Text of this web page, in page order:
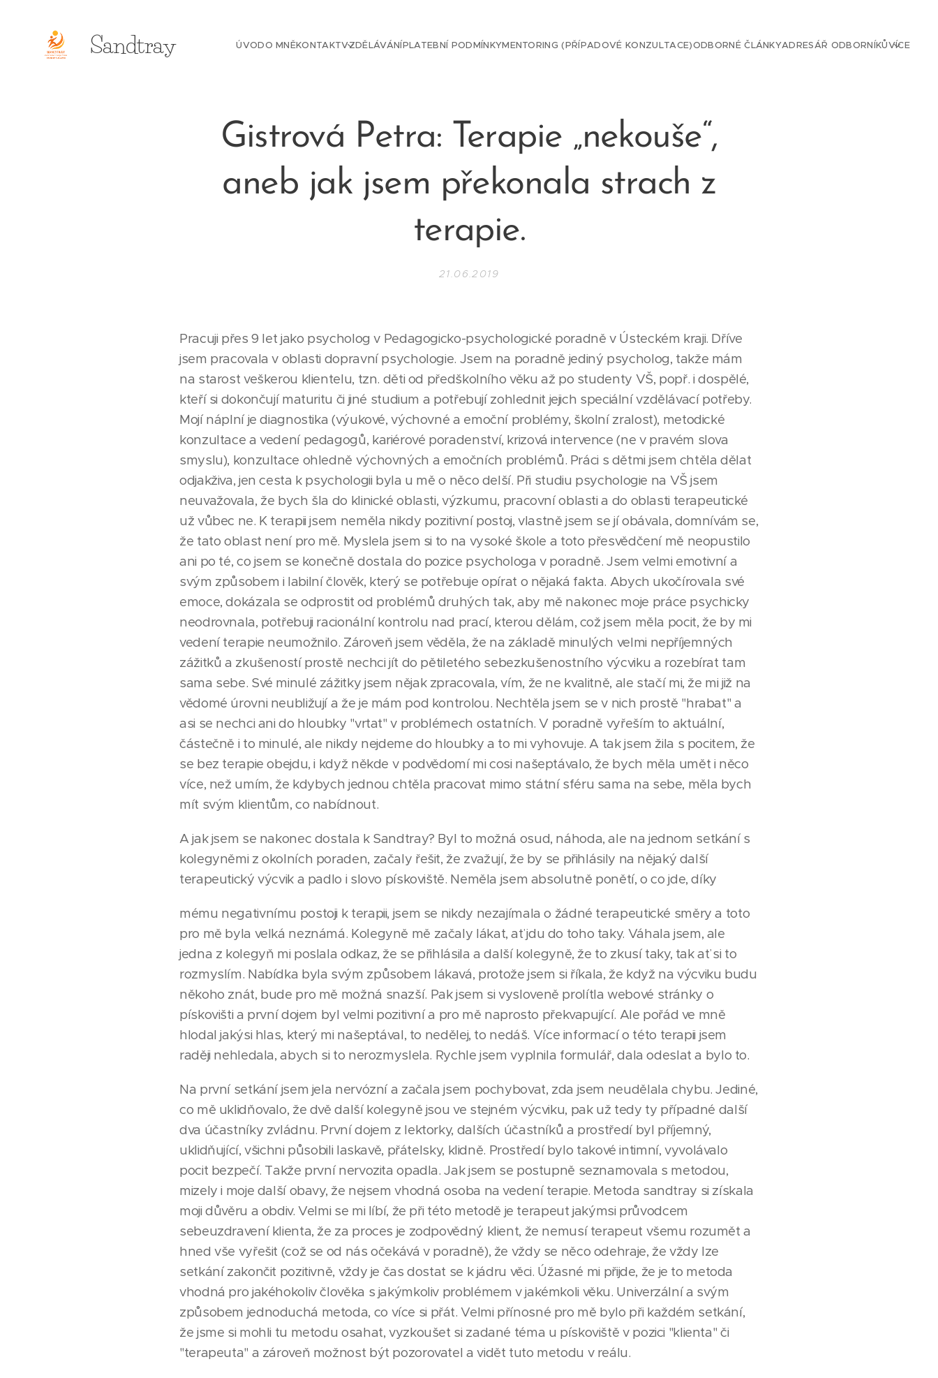
Sandtray ÚVODO MNĚKONTAKTVZDĚLÁVÁNÍPLATEBNÍ PODMÍNKYMENTORING (PŘÍPADOVÉ KONZULTACE)ODBORNÉ ČLÁNKYADRESÁŘ ODBORNÍKŮVÍCE
Gistrová Petra: Terapie „nekouše“,
aneb jak jsem překonala strach z
terapie.
21.06.2019
Pracuji přes 9 let jako psycholog v Pedagogicko-psychologické poradně v Ústeckém kraji. Dříve
jsem pracovala v oblasti dopravní psychologie. Jsem na poradně jediný psycholog, takže mám
na starost veškerou klientelu, tzn. děti od předškolního věku až po studenty VŠ, popř. i dospělé,
kteří si dokončují maturitu či jiné studium a potřebují zohlednit jejich speciální vzdělávací potřeby.
Mojí náplní je diagnostika (výukové, výchovné a emoční problémy, školní zralost), metodické
konzultace a vedení pedagogů, kariérové poradenství, krizová intervence (ne v pravém slova
smyslu), konzultace ohledně výchovných a emočních problémů. Práci s dětmi jsem chtěla dělat
odjakživa, jen cesta k psychologii byla u mě o něco delší. Při studiu psychologie na VŠ jsem
neuvažovala, že bych šla do klinické oblasti, výzkumu, pracovní oblasti a do oblasti terapeutické
už vůbec ne. K terapii jsem neměla nikdy pozitivní postoj, vlastně jsem se jí obávala, domnívám se,
že tato oblast není pro mě. Myslela jsem si to na vysoké škole a toto přesvědčení mě neopustilo
ani po té, co jsem se konečně dostala do pozice psychologa v poradně. Jsem velmi emotivní a
svým způsobem i labilní člověk, který se potřebuje opírat o nějaká fakta. Abych ukočírovala své
emoce, dokázala se odprostit od problémů druhých tak, aby mě nakonec moje práce psychicky
neodrovnala, potřebuji racionální kontrolu nad prací, kterou dělám, což jsem měla pocit, že by mi
vedení terapie neumožnilo. Zároveň jsem věděla, že na základě minulých velmi nepříjemných
zážitků a zkušeností prostě nechci jít do pětiletého sebezkušenostního výcviku a rozebírat tam
sama sebe. Své minulé zážitky jsem nějak zpracovala, vím, že ne kvalitně, ale stačí mi, že mi již na
vědomé úrovni neubližují a že je mám pod kontrolou. Nechtěla jsem se v nich prostě "hrabat" a
asi se nechci ani do hloubky "vrtat" v problémech ostatních. V poradně vyřeším to aktuální,
částečně i to minulé, ale nikdy nejdeme do hloubky a to mi vyhovuje. A tak jsem žila s pocitem, že
se bez terapie obejdu, i když někde v podvědomí mi cosi našeptávalo, že bych měla umět i něco
více, než umím, že kdybych jednou chtěla pracovat mimo státní sféru sama na sebe, měla bych
mít svým klientům, co nabídnout.
A jak jsem se nakonec dostala k Sandtray? Byl to možná osud, náhoda, ale na jednom setkání s
kolegyněmi z okolních poraden, začaly řešit, že zvažují, že by se přihlásily na nějaký další
terapeutický výcvik a padlo i slovo pískoviště. Neměla jsem absolutně ponětí, o co jde, díky
mému negativnímu postoji k terapii, jsem se nikdy nezajímala o žádné terapeutické směry a toto
pro mě byla velká neznámá. Kolegyně mě začaly lákat, ať jdu do toho taky. Váhala jsem, ale
jedna z kolegyň mi poslala odkaz, že se přihlásila a další kolegyně, že to zkusí taky, tak ať si to
rozmyslím. Nabídka byla svým způsobem lákavá, protože jsem si říkala, že když na výcviku budu
někoho znát, bude pro mě možná snazší. Pak jsem si vysloveně prolítla webové stránky o
pískovišti a první dojem byl velmi pozitivní a pro mě naprosto překvapující. Ale pořád ve mně
hlodal jakýsi hlas, který mi našeptával, to nedělej, to nedáš. Více informací o této terapii jsem
raději nehledala, abych si to nerozmyslela. Rychle jsem vyplnila formulář, dala odeslat a bylo to.
Na první setkání jsem jela nervózní a začala jsem pochybovat, zda jsem neudělala chybu. Jediné,
co mě uklidňovalo, že dvě další kolegyně jsou ve stejném výcviku, pak už tedy ty případné další
dva účastníky zvládnu. První dojem z lektorky, dalších účastníků a prostředí byl příjemný,
uklidňující, všichni působili laskavě, přátelsky, klidně. Prostředí bylo takové intimní, vyvolávalo
pocit bezpečí. Takže první nervozita opadla. Jak jsem se postupně seznamovala s metodou,
mizely i moje další obavy, že nejsem vhodná osoba na vedení terapie. Metoda sandtray si získala
moji důvěru a obdiv. Velmi se mi líbí, že při této metodě je terapeut jakýmsi průvodcem
sebeuzdravení klienta, že za proces je zodpovědný klient, že nemusí terapeut všemu rozumět a
hned vše vyřešit (což se od nás očekává v poradně), že vždy se něco odehraje, že vždy lze
setkání zakončit pozitivně, vždy je čas dostat se k jádru věci. Úžasné mi přijde, že je to metoda
vhodná pro jakéhokoliv člověka s jakýmkoliv problémem v jakémkoli věku. Univerzální a svým
způsobem jednoduchá metoda, co více si přát. Velmi přínosné pro mě bylo při každém setkání,
že jsme si mohli tu metodu osahat, vyzkoušet si zadané téma u pískoviště v pozici "klienta" či
"terapeuta" a zároveň možnost být pozorovatel a vidět tuto metodu v reálu.